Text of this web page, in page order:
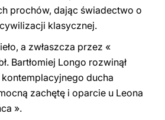
prochów, dając świadectwo o
klasycznej.
a zwłaszcza przez «
Bartłomiej Longo rozwinął
ducha
zachętę i oparcie u Leona
».